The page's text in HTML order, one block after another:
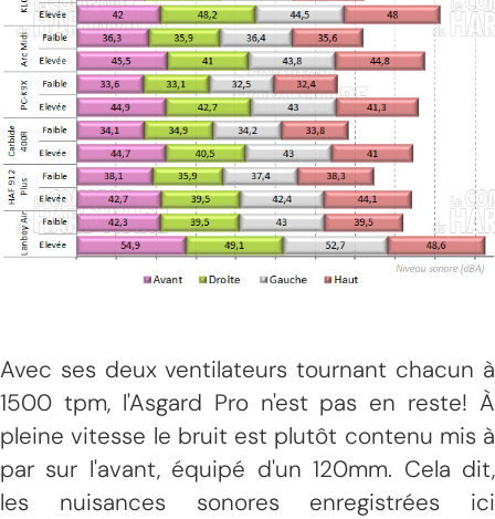
Avec ses deux ventilateurs tournant chacun à
1500 tpm, l'Asgard Pro n'est pas en reste! À
pleine vitesse le bruit est plutôt contenu mis à
par sur l'avant, équipé d'un 120mm. Cela dit,
les nuisances sonores enregistrées ici